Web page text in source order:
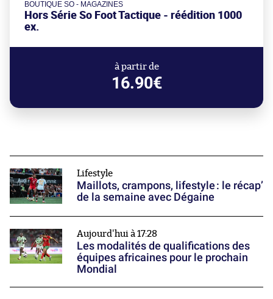
BOUTIQUE SO - MAGAZINES
Hors Série So Foot Tactique - réédition 1000
ex.
à partir de
16.90€
Lifestyle
Maillots, crampons, lifestyle : le récap’
de la semaine avec Dégaine
Aujourd'hui à 17:28
Les modalités de qualifications des
équipes africaines pour le prochain
Mondial